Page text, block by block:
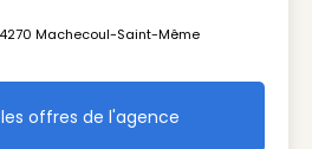
Machecoul-Saint-Même
Toutes les offres de l'agence
offres de l'agence